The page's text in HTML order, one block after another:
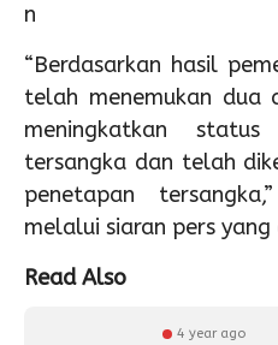
n
“Berdasarkan hasil
telah menemukan
meningkatkan
tersangka dan telah
penetapan
melalui siaran pers
Read Also
4 year ago